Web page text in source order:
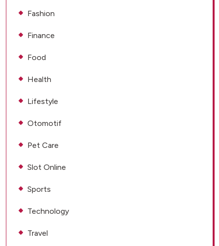
Fashion
Finance
Food
Health
Lifestyle
Otomotif
Pet Care
Slot Online
Sports
Technology
Travel